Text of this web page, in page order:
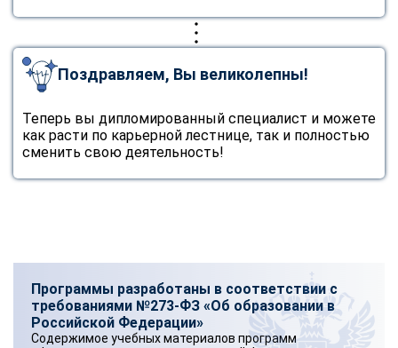
Поздравляем, Вы великолепны!
Теперь вы дипломированный специалист и можете
как расти по карьерной лестнице, так и полностью
сменить свою деятельность!
Программы разработаны в соответствии с
требованиями №273-ФЗ «Об образовании в
Российской Федерации»
Содержимое учебных материалов программ